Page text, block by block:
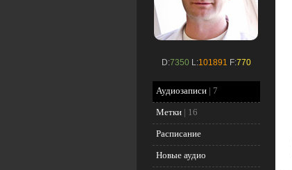
D:7350L:101891 F:770
Аудиозаписи| 7
Метки| 16
Расписание
Новые аудио